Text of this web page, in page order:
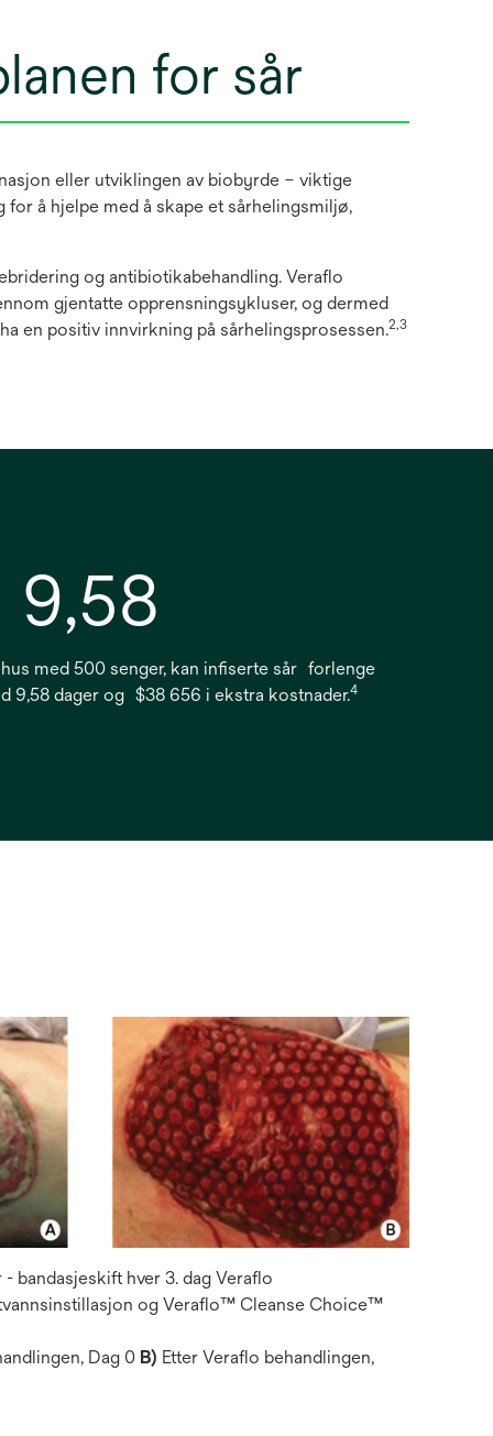
for sår
eller utviklingen av biobyrde – viktige
å hjelpe med å skape et sårhelingsmiljø,
og antibiotikabehandling. Veraflo
gjentatte opprensningsykluser, og dermed
en positiv innvirkning på sårhelingsprosessen.2,3
9,58
med 500 senger, kan infiserte sår forlenge
9,58 dager og $38 656 i ekstra kostnader.4
bandasjeskift hver 3. dag Veraflo
og Veraflo™ Cleanse Choice™
Dag 0 B) Etter Veraflo behandlingen,